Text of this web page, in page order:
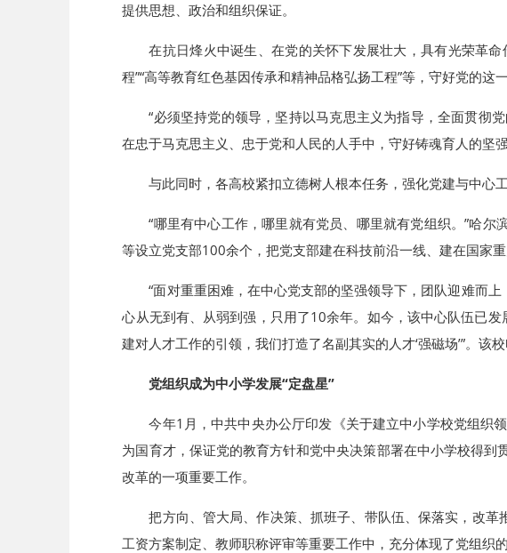
提供思想、政治和组织保证。
在抗日烽火中诞生、在党的关怀下发展壮大，具有光荣革
程”“高等教育红色基因传承和精神品格弘扬工程”等，守好党的这
“必须坚持党的领导，坚持以马克思主义为指导，全面贯彻
在忠于马克思主义、忠于党和人民的人手中，守好铸魂育人的坚
与此同时，各高校紧扣立德树人根本任务，强化党建与中心
“哪里有中心工作，哪里就有党员、哪里就有党组织。”哈
等设立党支部100余个，把党支部建在科技前沿一线、建在国家
“面对重重困难，在中心党支部的坚强领导下，团队迎难而
心从无到有、从弱到强，只用了10余年。如今，该中心队伍已
建对人才工作的引领，我们打造了名副其实的人才‘强磁场’”。该
党组织成为中小学发展“定盘星”
今年1月，中共中央办公厅印发《关于建立中小学校党组织
为国育才，保证党的教育方针和党中央决策部署在中小学校得
改革的一项重要工作。
把方向、管大局、作决策、抓班子、带队伍、保落实，改
工资方案制定、教师职称评审等重要工作中，充分体现了党组织